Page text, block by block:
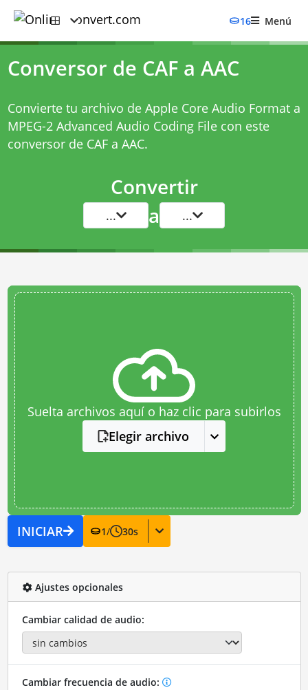
16 Menú
Conversor de CAF a AAC
Convierte tu archivo de Apple Core Audio Format a
MPEG-2 Advanced Audio Coding File con este
conversor de CAF a AAC.
Convertir
... a ...
Suelta archivos aquí o haz clic para subirlos
Elegir archivo
INICIAR 1/ 30s
Ajustes opcionales
Cambiar calidad de audio:
Cambiar frecuencia de audio: